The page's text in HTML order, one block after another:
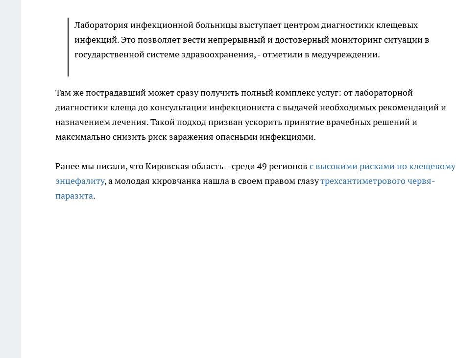
Лаборатория инфекционной больницы выступает центром диагностики клещевых
инфекций. Это позволяет вести непрерывный и достоверный мониторинг ситуации в
государственной системе здравоохранения, - отметили в медучреждении.
Там же пострадавший может сразу получить полный комплекс услуг: от лабораторной
диагностики клеща до консультации инфекциониста с выдачей необходимых рекомендаций и
назначением лечения. Такой подход призван ускорить принятие врачебных решений и
максимально снизить риск заражения опасными инфекциями.
Ранее мы писали, что Кировская область – среди 49 регионов с высокими рисками по клещевому
энцефалиту, а молодая кировчанка нашла в своем правом глазутрехсантиметрового червя-
паразита.